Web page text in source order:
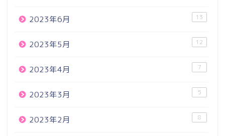
2023年6月 13
2023年5月 12
2023年4月 7
2023年3月 5
2023年2月 8